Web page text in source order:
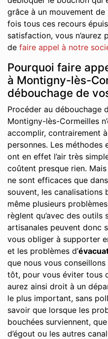
grâce à un mouvement de
fois tous ces recours
satisfaction, vous n’aurez
de faire appel à notre
Pourquoi faire
à Montigny-lès-
débouchage de
Procéder au débouchage
Montigny-lès-Cormeilles
accomplir, contrairement
personnes. Les
ont en effet l’air très
coûtent presque rien.
ne sont efficaces que
souvent, les canalisations
même plusieurs
règlent qu’avec des outils
artisanales peuvent donc
vous obliger à supporter
et les problèmes d’
que nous vous
tôt, pour vous éviter tous
aurez ainsi droit à un
le plus important, sans
savoir que lorsque les
bouchées surviennent,
d’égout ou les autres